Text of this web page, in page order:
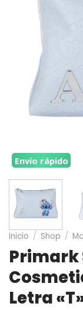
Envío rápido
Inicio / Shop /
Primark
Letra